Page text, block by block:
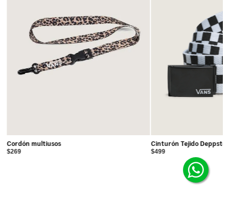
Cordón multiusos
$269
Cinturón Tejido Deppster
$499